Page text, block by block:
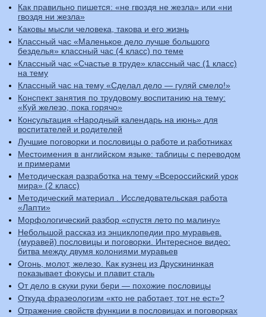
Как правильно пишется: «не гвоздя не жезла» или «ни
гвоздя ни жезла»
Каковы мысли человека, такова и его жизнь
Классный час «Маленькое дело лучше большого
безделья» классный час (4 класс) по теме
Классный час «Счастье в труде» классный час (1 класс)
на тему
Классный час на тему «Сделал дело — гуляй смело!»
Конспект занятия по трудовому воспитанию на тему:
«Куй железо, пока горячо»
Консультация «Народный календарь на июнь» для
воспитателей и родителей
Лучшие поговорки и пословицы о работе и работниках
Местоимения в английском языке: таблицы с переводом
и примерами
Методическая разработка на тему «Всероссийский урок
мира» (2 класс)
Методический материал . Исследовательская работа
«Лапти»
Морфологический разбор «спустя лето по малину»
Небольшой рассказ из энциклопедии про муравьев.
(муравей) пословицы и поговорки. Интересное видео:
битва между двумя колониями муравьев
Огонь, молот, железо. Как кузнец из Друскининкая
показывает фокусы и плавит сталь
От дело в скуки руки бери — похожие пословицы
Откуда фразеологизм «кто не работает, тот не ест»?
Отражение свойств функции в пословицах и поговорках